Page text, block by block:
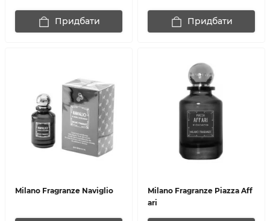
Придбати Придбати
Milano Fragranze Naviglio
Milano Fragranze Piazza Aff
ari